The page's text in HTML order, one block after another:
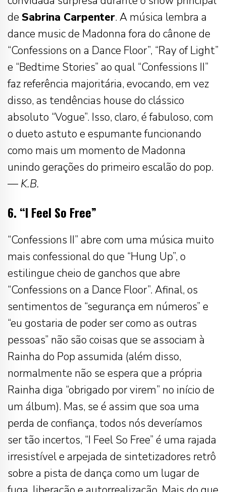
de Sabrina Carpenter. A música lembra a
dance music de Madonna fora do cânone de
“Confessions on a Dance Floor”, “Ray of Light”
e “Bedtime Stories” ao qual “Confessions II”
faz referência majoritária, evocando, em vez
disso, as tendências house do clássico
absoluto “Vogue”. Isso, claro, é fabuloso, com
o dueto astuto e espumante funcionando
como mais um momento de Madonna
unindo gerações do primeiro escalão do pop.
— K.B.
6. “I Feel So Free”
“Confessions II” abre com uma música muito
mais confessional do que “Hung Up”, o
estilingue cheio de ganchos que abre
“Confessions on a Dance Floor”. Afinal, os
sentimentos de “segurança em números” e
“eu gostaria de poder ser como as outras
pessoas” não são coisas que se associam à
Rainha do Pop assumida (além disso,
normalmente não se espera que a própria
Rainha diga “obrigado por virem” no início de
um álbum). Mas, se é assim que soa uma
perda de confiança, todos nós deveríamos
ser tão incertos, “I Feel So Free” é uma rajada
irresistível e arpejada de sintetizadores retrô
sobre a pista de dança como um lugar de